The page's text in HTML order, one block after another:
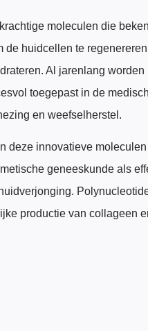
moleculen die
de huidcellen te
Al jarenlang worden
toegepast in de
en weefselherstel.
deze innovatieve
geneeskunde als
productie van collageen